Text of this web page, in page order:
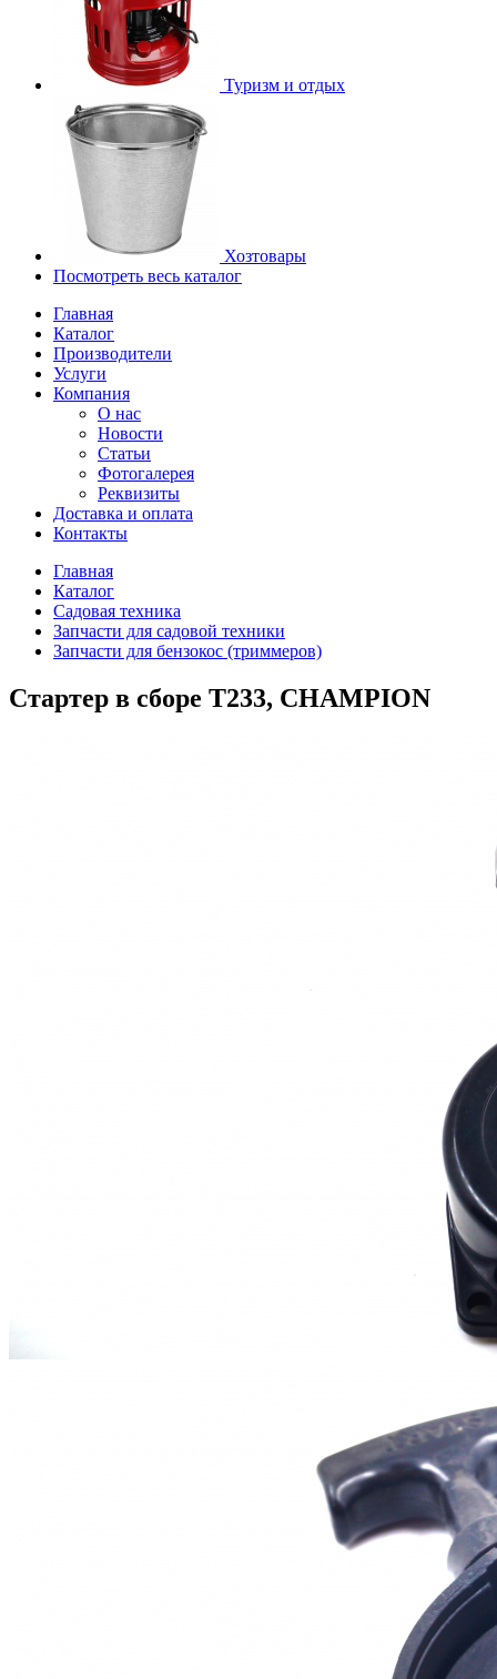
Туризм и отдых
Хозтовары
Посмотреть весь каталог
Главная
Каталог
Производители
Услуги
Компания
О нас
Новости
Статьи
Фотогалерея
Реквизиты
Доставка и оплата
Контакты
Главная
Каталог
Садовая техника
Запчасти для садовой техники
Запчасти для бензокос (триммеров)
Стартер в сборе T233, CHAMPION